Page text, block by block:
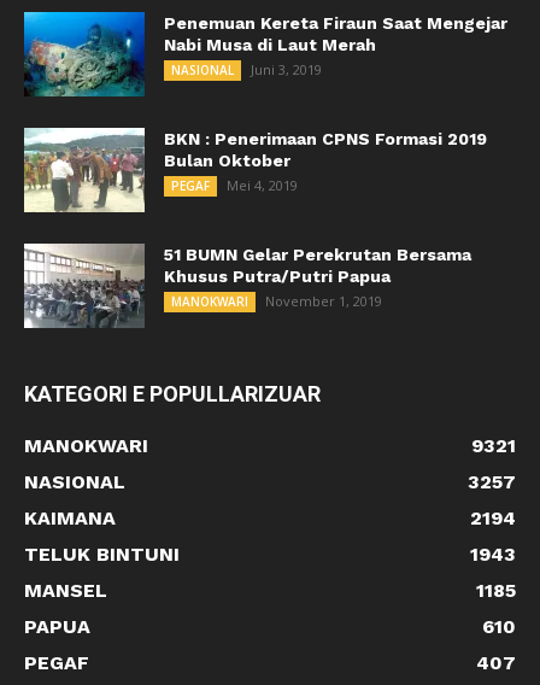
Penemuan Kereta Firaun Saat Mengejar
Nabi Musa di Laut Merah
NASIONAL Juni 3, 2019
BKN : Penerimaan CPNS Formasi 2019
Bulan Oktober
PEGAF Mei 4, 2019
51 BUMN Gelar Perekrutan Bersama
Khusus Putra/Putri Papua
MANOKWARI November 1, 2019
KATEGORI E POPULLARIZUAR
MANOKWARI
9321
NASIONAL
3257
KAIMANA
2194
TELUK BINTUNI
1943
MANSEL
1185
PAPUA
610
PEGAF
407